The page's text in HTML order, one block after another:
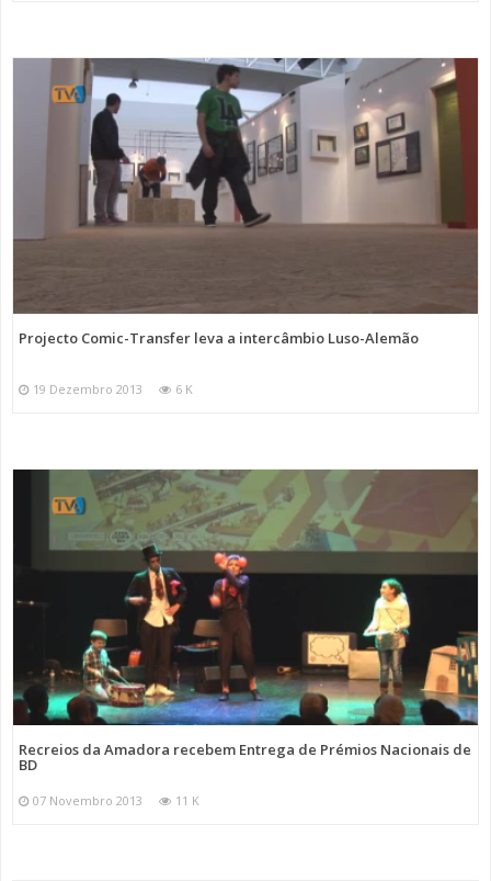
Projecto Comic-Transfer leva a intercâmbio Luso-Alemão
19 Dezembro 2013 6 K
Recreios da Amadora recebem Entrega de Prémios Nacionais de
BD
07 Novembro 2013 11 K